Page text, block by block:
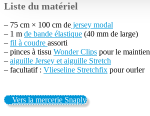
Liste du matériel
– 75 cm × 100 cm de jersey modal
– 1 m de bande élastique (40 mm de large)
– fil à coudre assorti
– pinces à tissu Wonder Clips pour le maintien
– aiguille Jersey et aiguille Stretch
– facultatif : Vlieseline Stretchfix pour ourler
Vers la mercerie Snaply